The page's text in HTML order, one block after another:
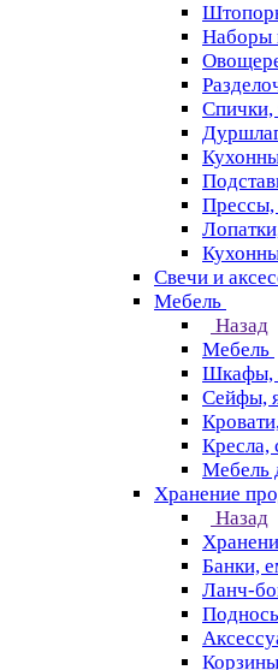
Наборы
Спички,
Прессы,
Свечи и
Мебель
Назад
Мебель
Шкафы,
Сейфы,
Кресла,
Мебель
Хранение
Назад
Банки,
Ланч-